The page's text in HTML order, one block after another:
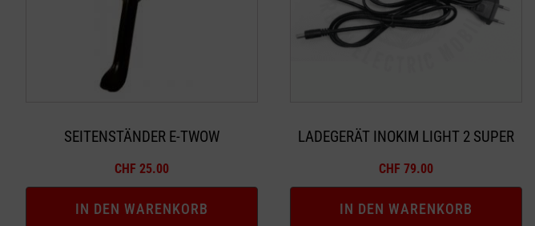
SEITENSTÄNDER E-TWOW
CHF 25.00
IN DEN WARENKORB
LADEGERÄT INOKIM LIGHT 2 SUPER
CHF 79.00
IN DEN WARENKORB